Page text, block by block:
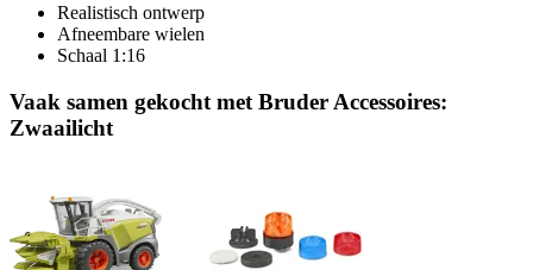
Realistisch ontwerp
Afneembare wielen
Schaal 1:16
Vaak samen gekocht met Bruder Accessoires:
Zwaailicht